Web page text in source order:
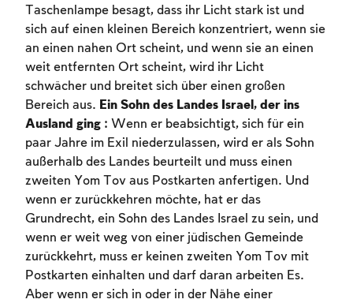
Taschenlampe besagt, dass ihr Licht stark ist und
sich auf einen kleinen Bereich konzentriert, wenn sie
an einen nahen Ort scheint, und wenn sie an einen
weit entfernten Ort scheint, wird ihr Licht
schwächer und breitet sich über einen großen
Bereich aus. Ein Sohn des Landes Israel, der ins
Ausland ging : Wenn er beabsichtigt, sich für ein
paar Jahre im Exil niederzulassen, wird er als Sohn
außerhalb des Landes beurteilt und muss einen
zweiten Yom Tov aus Postkarten anfertigen. Und
wenn er zurückkehren möchte, hat er das
Grundrecht, ein Sohn des Landes Israel zu sein, und
wenn er weit weg von einer jüdischen Gemeinde
zurückkehrt, muss er keinen zweiten Yom Tov mit
Postkarten einhalten und darf daran arbeiten Es.
Aber wenn er sich in oder in der Nähe einer
Account required
To mark concepts as learned, you'll need
to create an account or log in.
Sign up Login